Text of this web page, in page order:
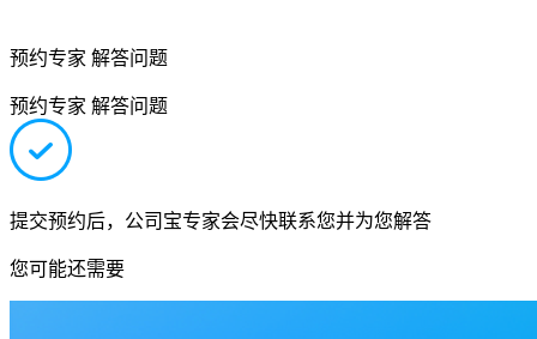
预约专家 解答问题
预约专家 解答问题
提交预约后，公司宝专家会尽快联系您并为您解答
您可能还需要